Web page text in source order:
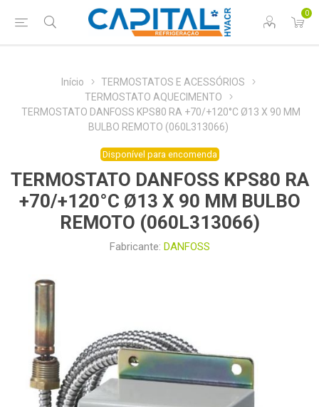
0
Início
TERMOSTATOS E ACESSÓRIOS
TERMOSTATO AQUECIMENTO
TERMOSTATO DANFOSS KPS80 RA +70/+120°C Ø13 X 90 MM
BULBO REMOTO (060L313066)
Disponível para encomenda
TERMOSTATO DANFOSS KPS80 RA
+70/+120°C Ø13 X 90 MM BULBO
REMOTO (060L313066)
Fabricante: DANFOSS